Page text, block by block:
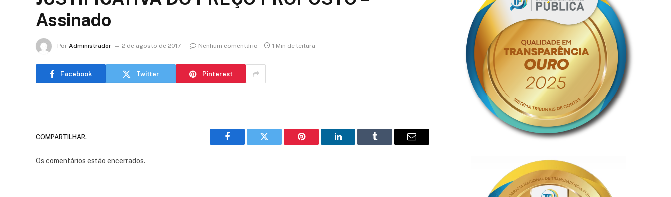
Assinado
Por Administrador 2 de agosto de 2017 Nenhum comentário 1 Min de leitura
Facebook Twitter Pinterest
COMPARTILHAR.
Facebook Twitter Pinterest LinkedIn Tumblr
E-
Os comentários estão encerrados.